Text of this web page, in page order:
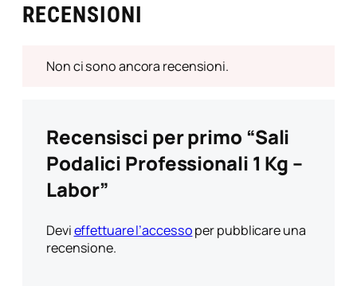
RECENSIONI
Non ci sono ancora recensioni.
Recensisci per primo “Sali
Podalici Professionali 1 Kg –
Labor”
Devieffettuare l’accessoper pubblicare una
recensione.